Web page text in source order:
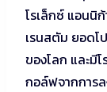
โรเล็กซ์ แอนนิ
เรนสตัม ยอด
ของโลก และมี
กอล์ฟจากการล